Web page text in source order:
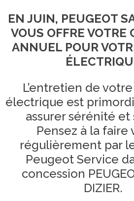
EN JUIN, PEUGEOT
VOUS OFFRE VOTRE
ANNUEL POUR
L’entretien de
électrique est
assurer sérénité et
Pensez à la faire
régulièrement par
Peugeot Service
concession
DIZIER.